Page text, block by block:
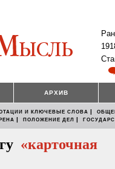
АРХИВ
И КЛЮЧЕВЫЕ СЛОВА |
| ПОЛОЖЕНИЕ ДЕЛ |
«карточная